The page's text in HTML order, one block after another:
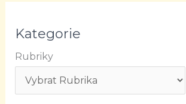
Kategorie
Rubriky